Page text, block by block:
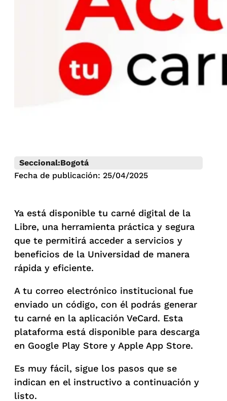
Seccional:Bogotá
Fecha de publicación: 25/04/2025
Ya está disponible tu carné digital de la
Libre, una herramienta práctica y segura
que te permitirá acceder a servicios y
beneficios de la Universidad de manera
rápida y eficiente.
A tu correo electrónico institucional fue
enviado un código, con él podrás generar
tu carné en la aplicación VeCard. Esta
plataforma está disponible para descarga
en Google Play Store y Apple App Store.
Es muy fácil, sigue los pasos que se
indican en el instructivo a continuación y
listo.